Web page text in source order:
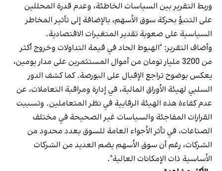
وربط التقرير بين السياسات الخاطئة، وعدم قدرة المحللين
على التنبؤ بحركة سوق الأسهم، بالإضافة إلى تأثير المخاطر
السياسية على صعوبة تقدير المتغيرات الاقتصادية.
وأضاف التقرير: "الهبوط الحاد في قيمة التداولات وخروج أكثر
من 3200 مليار تومان من أموال المستثمرين على مدار يومين،
يعكس بوضوح تراجع الإقبال على البورصة. كما كشف الدور
السلبي لهيئة الأوراق المالية، في إدارة ومراقبة التعاملات، عن
عدم كفاءة هذه الهيئة الرقابية في نظر المتعاملين. وتسببت
القرارات المفاجئة والسياسات غير الصحيحة في مختلف
الصناعات، في تأثر الأجواء العامة للسوق بعدد محدود من
الشركات، رغم أن سوق الأسهم يضم العديد من الشركات
الأساسية ذات الإمكانات العالية".